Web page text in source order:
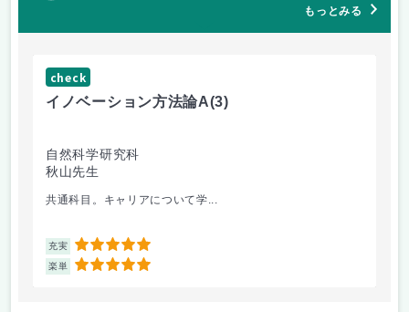
もっとみる
check
イノベーション方法論A(3)
自然科学研究科
秋山先生
共通科目。キャリアについて学...
充実 5
楽単 5